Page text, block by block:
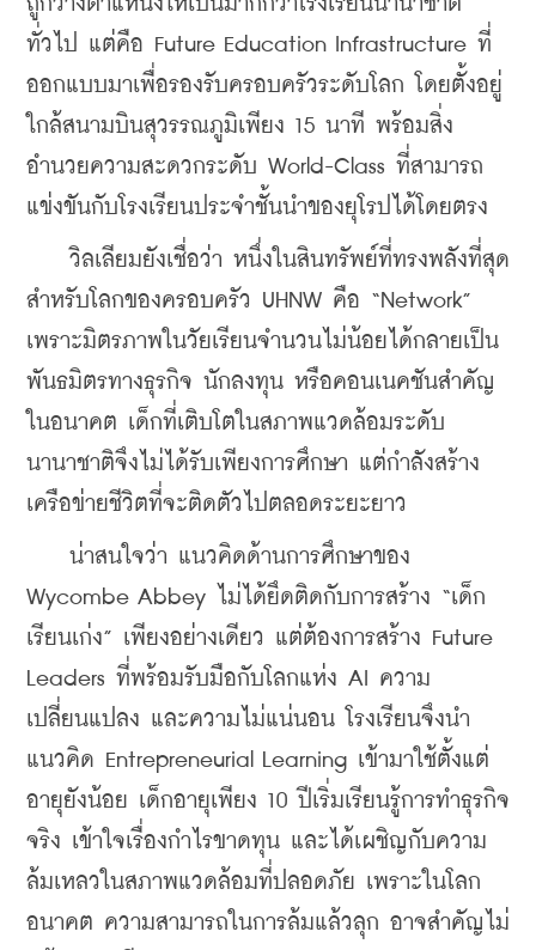
ทั่วไป แต่คือ Future Education Infrastructure ที่
ออกแบบมาเพื่อรองรับครอบครัวระดับโลก โดยตั้งอยู่
ใกล้สนามบินสุวรรณภูมิเพียง 15 นาที พร้อมสิ่ง
อำนวยความสะดวกระดับ World-Class ที่สามารถ
แข่งขันกับโรงเรียนประจำชั้นนำของยุโรปได้โดยตรง
วิลเลียมยังเชื่อว่า หนึ่งในสินทรัพย์ที่ทรงพลังที่สุด
สำหรับโลกของครอบครัว UHNW คือ “Network”
เพราะมิตรภาพในวัยเรียนจำนวนไม่น้อยได้กลายเป็น
พันธมิตรทางธุรกิจ นักลงทุน หรือคอนเนคชันสำคัญ
ในอนาคต เด็กที่เติบโตในสภาพแวดล้อมระดับ
นานาชาติจึงไม่ได้รับเพียงการศึกษา แต่กำลังสร้าง
เครือข่ายชีวิตที่จะติดตัวไปตลอดระยะยาว
น่าสนใจว่า แนวคิดด้านการศึกษาของ
Wycombe Abbey ไม่ได้ยึดติดกับการสร้าง “เด็ก
เรียนเก่ง” เพียงอย่างเดียว แต่ต้องการสร้าง Future
Leaders ที่พร้อมรับมือกับโลกแห่ง AI ความ
เปลี่ยนแปลง และความไม่แน่นอน โรงเรียนจึงนำ
แนวคิด Entrepreneurial Learning เข้ามาใช้ตั้งแต่
อายุยังน้อย เด็กอายุเพียง 10 ปีเริ่มเรียนรู้การทำธุรกิจ
จริง เข้าใจเรื่องกำไรขาดทุน และได้เผชิญกับความ
ล้มเหลวในสภาพแวดล้อมที่ปลอดภัย เพราะในโลก
อนาคต ความสามารถในการล้มแล้วลุก อาจสำคัญไม่